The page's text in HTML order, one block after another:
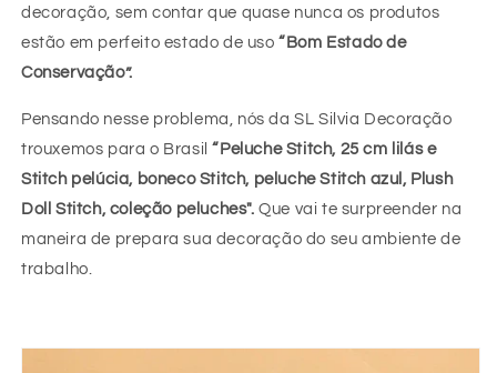
decoração, sem contar que quase nunca os produtos
estão em perfeito estado de uso “Bom Estado de
Conservação”.
Pensando nesse problema, nós da SL Silvia Decoração
trouxemos para o Brasil “Peluche Stitch, 25 cm lilás e
Stitch pelúcia, boneco Stitch, peluche Stitch azul, Plush
Doll Stitch, coleção peluches". Que vai te surpreender na
maneira de prepara sua decoração do seu ambiente de
trabalho.